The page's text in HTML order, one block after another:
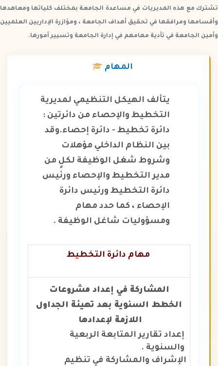
تشترك مع هذه المديريات في مساعدة الجامعة بمختلف كلياتها ومعاهدها
وأقسامها ومرافقها في تحقيق أهداف الجامعة ، ومؤازرة الإداريين العلميين
وأمين الجامعة في تأدية مهامهم في إدارة الجامعة وتسيير أمورها.
المهام
يتألف الهيكل التنظيمي لمديرية
التخطيط والإحصاء من دائرتين :
دائرة تخطيط - دائرة إحصاء.وقد
بين النظام الداخلي مؤهلات
وشروط شغل الوظيفة لكلٍ من
مدير التخطيط والإحصاء ورئيس
دائرة التخطيط ورئيس دائرة
الإحصاء ، كما حدد مهام
ومسؤوليات شاغل الوظيفة .
مهام دائرة التخطيط
المشاركة في إعداد مشروعات
الخطط السنوية بعد تهيئة الجداول
اللازمة لإعدادها
إعداد تقارير المتابعة الربعية
والسنوية .
الإشراف والمشاركة في تنظيم